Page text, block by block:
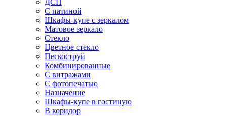
ДСП
С патиной
Шкафы-купе с зеркалом
Матовое зеркало
Стекло
Цветное стекло
Пескоструй
Комбинированные
С витражами
С фотопечатью
Назначение
Шкафы-купе в гостиную
В коридор